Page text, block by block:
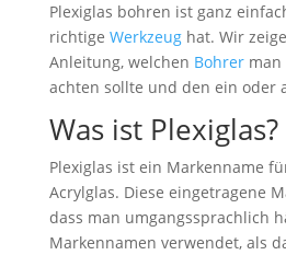
Plexiglas bohren ist ganz
richtige Werkzeughat. Wir
Anleitung, welchen Bohrerman
achten sollte und den ein oder
Was ist Plexiglas?
Plexiglas ist ein Markenname
Acrylglas. Diese eingetragene
dass man umgangssprachlich
Markennamen verwendet, als